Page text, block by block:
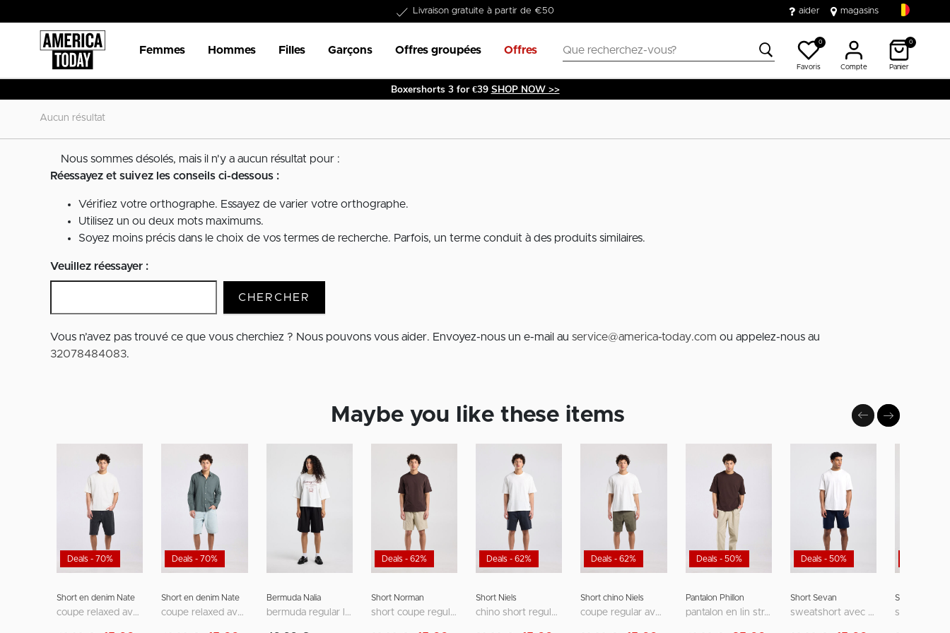
Livraison gratuite à partir de €50 aider magasins
Femmes Hommes Filles Garçons Offres groupées Offres
0
Favoris Compte
0
Panier
Boxershorts 3 for €39 SHOP NOW >>
Aucun résultat
Nous sommes désolés, mais il n'y a aucun résultat pour :
Réessayez et suivez les conseils ci-dessous :
Vérifiez votre orthographe. Essayez de varier votre orthographe.
Utilisez un ou deux mots maximums.
Soyez moins précis dans le choix de vos termes de recherche. Parfois, un terme conduit à des produits similaires.
Veuillez réessayer :
CHERCHER
Vous n’avez pas trouvé ce que vous cherchiez ? Nous pouvons vous aider. Envoyez-nous un e-mail au service@america-today.com ou appelez-nous au
32078484083.
Maybe you like these items
Deals - 70%
Short en denim Nate
coupe relaxed avec design cinq poches
Deals - 70%
Short en denim Nate
coupe relaxed avec design cinq poches
Bermuda Nalia
bermuda regular loose fit à taille mi-haute
Deals - 62%
Short Norman
short coupe regular avec poches avant et arrière
Deals - 62%
Short Niels
chino short regular fit avec fermeture zippée et bouton
Deals - 62%
Short chino Niels
coupe regular avec poches passepoilées
Deals - 50%
Pantalon Phillon
pantalon en lin straight fit avec taille élastique
Deals - 50%
Short Sevan
sweatshort avec poche arrière et broderie
Short Norman